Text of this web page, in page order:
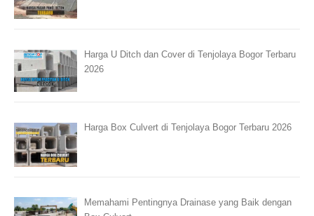
Harga U Ditch dan Cover di Tenjolaya Bogor Terbaru
2026
Harga Box Culvert di Tenjolaya Bogor Terbaru 2026
Memahami Pentingnya Drainase yang Baik dengan